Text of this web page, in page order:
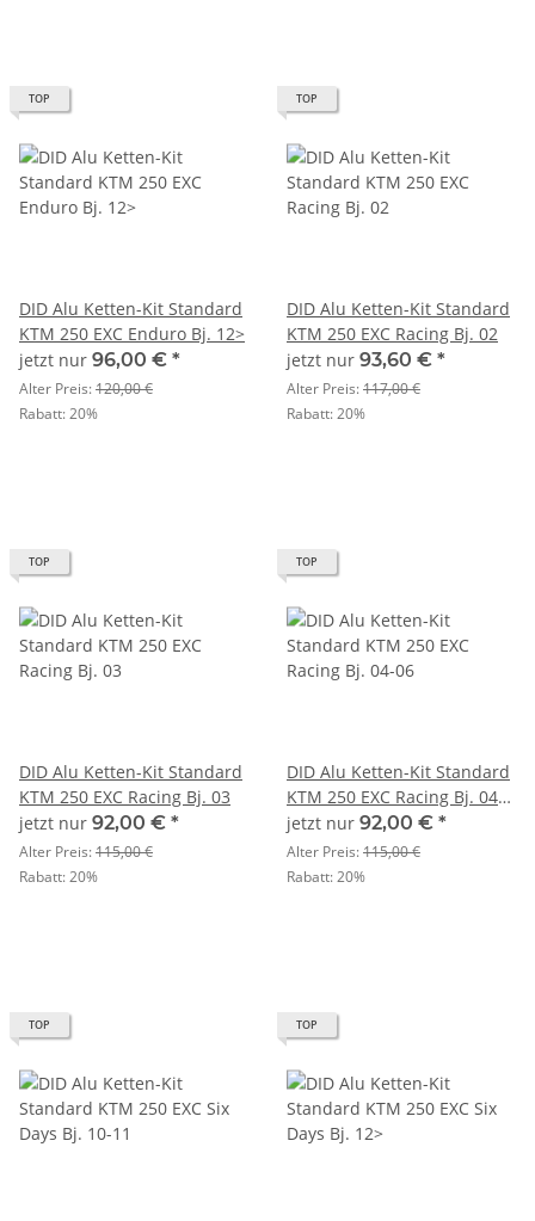
TOP
DID Alu Ketten-Kit Standard
KTM 250 EXC Enduro Bj. 12>
jetzt nur 96,00 € *
Alter Preis:120,00 €
Rabatt:20%
TOP
DID Alu Ketten-Kit Standard
KTM 250 EXC Racing Bj. 02
jetzt nur 93,60 € *
Alter Preis:117,00 €
Rabatt:20%
TOP
DID Alu Ketten-Kit Standard
KTM 250 EXC Racing Bj. 03
jetzt nur 92,00 € *
Alter Preis:115,00 €
Rabatt:20%
TOP
DID Alu Ketten-Kit Standard
KTM 250 EXC Racing Bj. 04-
06
jetzt nur 92,00 € *
Alter Preis:115,00 €
Rabatt:20%
TOP TOP